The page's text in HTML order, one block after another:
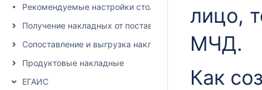
Рекомендуемые настройки столбцов
Получение накладных от поставщика в DocsInBox
Сопоставление и выгрузка накладных в учетную систему
Продуктовые накладные
ЕГАИС
лицо,
МЧД.
Как